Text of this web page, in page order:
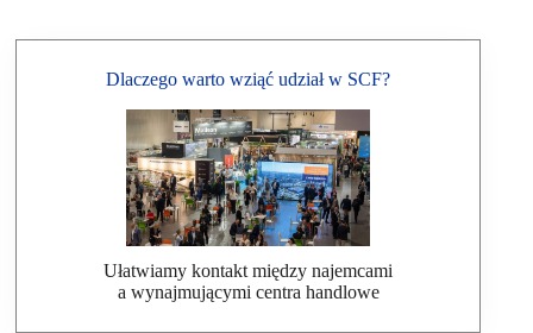
Dlaczego warto wziąć udział w SCF?
Ułatwiamy kontakt między najemcami
a wynajmującymi centra handlowe